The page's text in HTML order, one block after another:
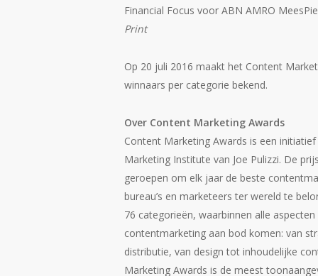
Financial Focus voor ABN AMRO
Print
Op 20 juli 2016 maakt het Content
winnaars per categorie bekend.
Over Content Marketing Awards
Content Marketing Awards is een
Marketing Institute van Joe Pulizzi. De
geroepen om elk jaar de beste
bureau’s en marketeers ter wereld te
76 categorieën, waarbinnen alle aspecten
contentmarketing aan bod komen: van
distributie, van design tot inhoudelijke
Marketing Awards is de meest